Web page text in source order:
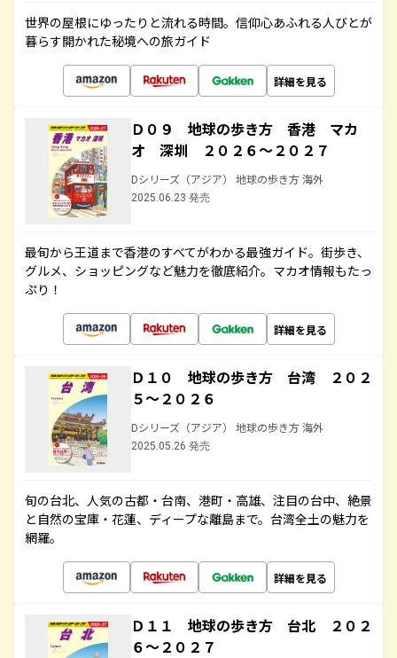
世界の屋根にゆったりと流れる時間。信仰心あふれる人びとが
暮らす開かれた秘境への旅ガイド
詳細を見る
Ｄ０９ 地球の歩き方 香港 マカ
オ 深圳 ２０２６～２０２７
Dシリーズ（アジア） 地球の歩き方 海外
2025.06.23 発売
最旬から王道まで香港のすべてがわかる最強ガイド。街歩き、
グルメ、ショッピングなど魅力を徹底紹介。マカオ情報もたっ
ぷり！
詳細を見る
Ｄ１０ 地球の歩き方 台湾 ２０２
５～２０２６
Dシリーズ（アジア） 地球の歩き方 海外
2025.05.26 発売
旬の台北、人気の古都・台南、港町・高雄、注目の台中、絶景
と自然の宝庫・花蓮、ディープな離島まで。台湾全土の魅力を
網羅。
詳細を見る
Ｄ１１ 地球の歩き方 台北 ２０２
６～２０２７